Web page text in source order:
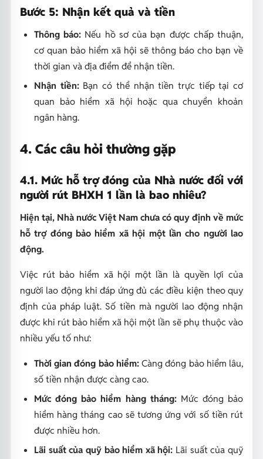
Bước 5: Nhận kết quả và tiền
Thông báo: Nếu hồ sơ của bạn được chấp thuận,
cơ quan bảo hiểm xã hội sẽ thông báo cho bạn về
thời gian và địa điểm để nhận tiền.
Nhận tiền:Bạn có thể nhận tiền trực tiếp tại cơ
quan bảo hiểm xã hội hoặc qua chuyển khoản
ngân hàng.
4. Các câu hỏi thường gặp
4.1. Mức hỗ trợ đóng của Nhà nước đối với
người rút BHXH 1 lần là bao nhiêu?
Hiện tại, Nhà nước Việt Nam chưa có quy định về mức
hỗ trợ đóng bảo hiểm xã hội một lần cho người lao
động.
Việc rút bảo hiểm xã hội một lần là quyền lợi của
người lao động khi đáp ứng đủ các điều kiện theo quy
định của pháp luật. Số tiền mà người lao động nhận
được khi rút bảo hiểm xã hội một lần sẽ phụ thuộc vào
nhiều yếu tố như:
Thời gian đóng bảo hiểm:Càng đóng bảo hiểm lâu,
số tiền nhận được càng cao.
Mức đóng bảo hiểm hàng tháng:Mức đóng bảo
hiểm hàng tháng cao sẽ tương ứng với số tiền rút
được nhiều hơn.
Lãi suất của quỹ bảo hiểm xã hội: Lãi suất của quỹ